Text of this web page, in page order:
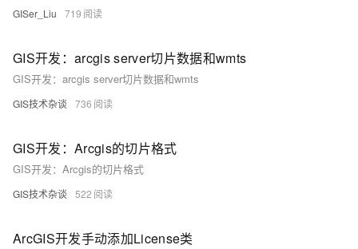
GISer_Liu 719
GIS开发：arcgis server切片数据和wmts
GIS开发：arcgis server切片数据和wmts
GIS技术杂谈 736
GIS开发：Arcgis的切片格式
GIS开发：Arcgis的切片格式
GIS技术杂谈 522
ArcGIS开发手动添加License类